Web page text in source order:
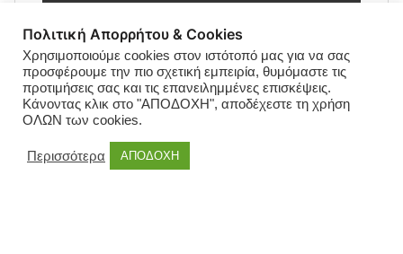
Πολιτική Απορρήτου & Cookies
Χρησιμοποιούμε cookies στον ιστότοπό μας για να σας
προσφέρουμε την πιο σχετική εμπειρία, θυμόμαστε τις
προτιμήσεις σας και τις επανειλημμένες επισκέψεις.
Κάνοντας κλικ στο "ΑΠΟΔΟΧΗ", αποδέχεστε τη χρήση
ΟΛΩΝ των cookies.
Περισσότερα ΑΠΟΔΟΧΗ